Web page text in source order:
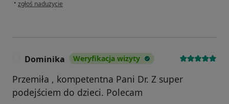
• zgłoś nadużycie
Dominika Weryfikacja wizyty
Przemiła , kompetentna Pani Dr. Z super
podejściem do dzieci. Polecam